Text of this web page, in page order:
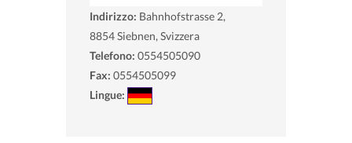
Indirizzo: Bahnhofstrasse 2,
8854Siebnen, Svizzera
Telefono: 0554505090
Fax: 0554505099
Lingue: